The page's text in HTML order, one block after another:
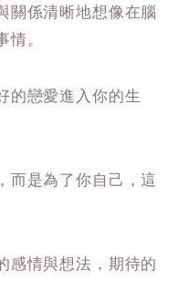
關係清晰地想像在腦
。
的戀愛進入你的生
而是為了你自己，這
感情與想法，期待的